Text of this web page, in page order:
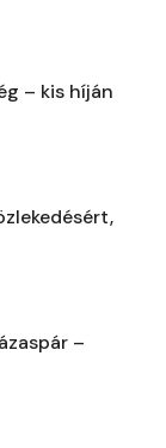
– kis híján
–